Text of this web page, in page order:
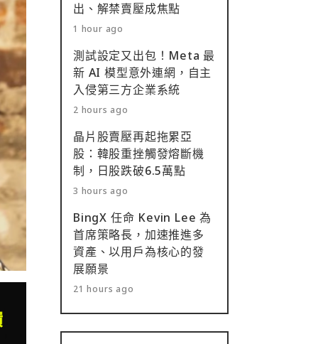
出、解禁賣壓成焦點
1 hour ago
測試設定又出包！Meta 最
新 AI 模型意外連網，自主
入侵第三方企業系統
2 hours ago
晶片股賣壓再起拖累亞
股：韓股重挫觸發熔斷機
制，日股跌破6.5萬點
3 hours ago
BingX 任命 Kevin Lee 為
首席策略長，加速推進多
資產、以用戶為核心的發
展願景
21 hours ago